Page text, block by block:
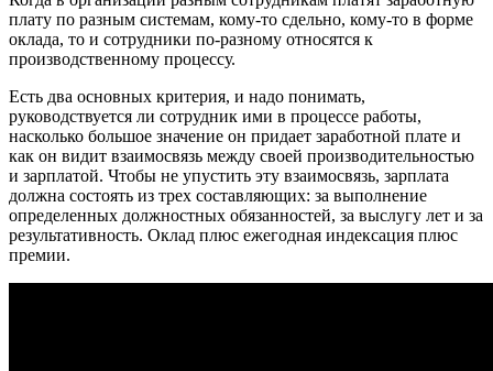
плату по разным системам, кому-то сдельно, кому-то в форме
оклада, то и сотрудники по-разному относятся к
производственному процессу.
Есть два основных критерия, и надо понимать,
руководствуется ли сотрудник ими в процессе работы,
насколько большое значение он придает заработной плате и
как он видит взаимосвязь между своей производительностью
и зарплатой. Чтобы не упустить эту взаимосвязь, зарплата
должна состоять из трех составляющих: за выполнение
определенных должностных обязанностей, за выслугу лет и за
результативность. Оклад плюс ежегодная индексация плюс
премии.